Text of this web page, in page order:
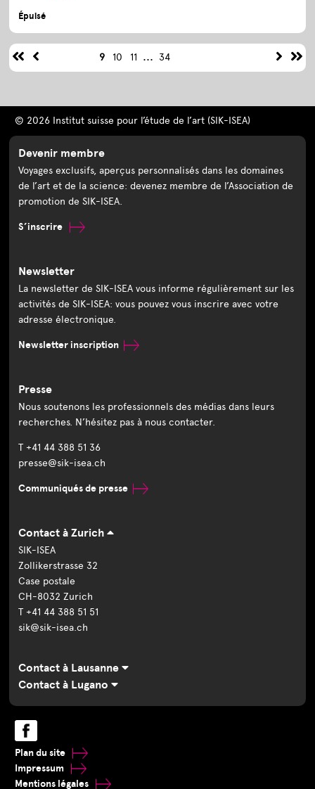
Épuisé
9 10 11 ... 34
© 2026 Institut suisse pour l’étude de l’art (SIK-ISEA)
Devenir membre
Voyages exclusifs, aperçus personnalisés dans les domaines
de l’art et de la science: devenez membre de l’Association de
promotion de SIK-ISEA.
S’inscrire
Newsletter
La newsletter de SIK-ISEA vous informe régulièrement sur les
activités de SIK-ISEA: vous pouvez vous inscrire avec votre
adresse électronique.
Newsletter inscription
Presse
Nous soutenons les professionnels des médias dans leurs
recherches. N’hésitez pas à nous contacter.
T +41 44 388 51 36
presse@sik-isea.ch
Communiqués de presse
Contact à Zurich
SIK-ISEA
Zollikerstrasse 32
Case postale
CH-8032 Zurich
T +41 44 388 51 51
sik@sik-isea.ch
Contact à Lausanne
Contact à Lugano
Plan du site
Impressum
Mentions légales